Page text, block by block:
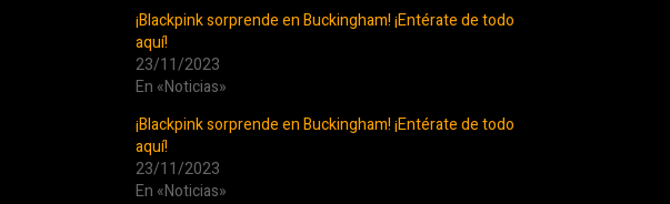
¡Blackpink sorprende en Buckingham! ¡Entérate de todo
aquí!
23/11/2023
En «Noticias»
¡Blackpink sorprende en Buckingham! ¡Entérate de todo
aquí!
23/11/2023
En «Noticias»